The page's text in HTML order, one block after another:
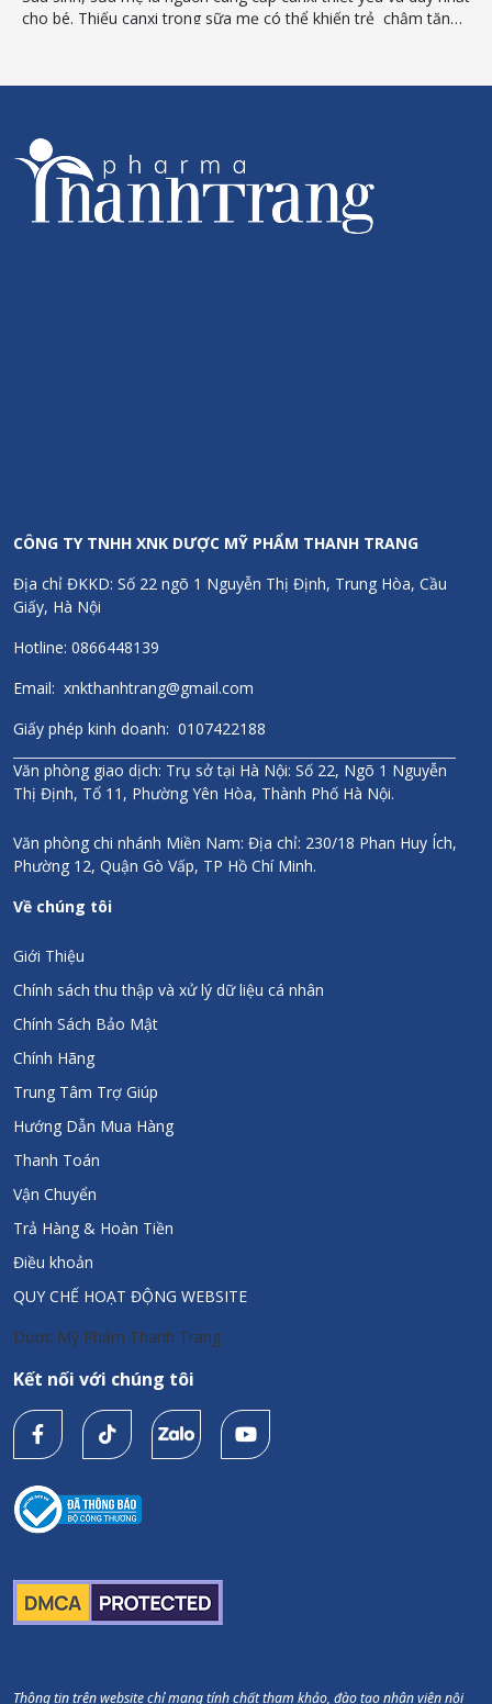
cho bé. Thiếu canxi trong sữa mẹ có thể khiến trẻ chậm tăng
mẹ sau sinh là giải pháp toàn diện giúp tối đa hấp thu, không
CÔNG TY TNHH XNK DƯỢC MỸ PHẨM THANH TRANG
Địa chỉ ĐKKD: Số 22 ngõ 1 Nguyễn Thị Định, Trung Hòa, Cầu
Giấy, Hà Nội
Hotline: 0866448139
Email: xnkthanhtrang@gmail.com
Giấy phép kinh doanh: 0107422188
Văn phòng giao dịch: Trụ sở tại Hà Nội: Số 22, Ngõ 1 Nguyễn
Thị Định, Tổ 11, Phường Yên Hòa, Thành Phố Hà Nội.
Văn phòng chi nhánh Miền Nam: Địa chỉ: 230/18 Phan Huy Ích,
Phường 12, Quận Gò Vấp, TP Hồ Chí Minh.
Về chúng tôi
Giới Thiệu
Chính sách thu thập và xử lý dữ liệu cá nhân
Chính Sách Bảo Mật
Chính Hãng
Trung Tâm Trợ Giúp
Hướng Dẫn Mua Hàng
Thanh Toán
Vận Chuyển
Trả Hàng & Hoàn Tiền
Điều khoản
QUY CHẾ HOẠT ĐỘNG WEBSITE
Dược Mỹ Phẩm Thanh Trang
Kết nối với chúng tôi
Thông tin trên website chỉ mang tính chất tham khảo, đào tạo nhân viên nội